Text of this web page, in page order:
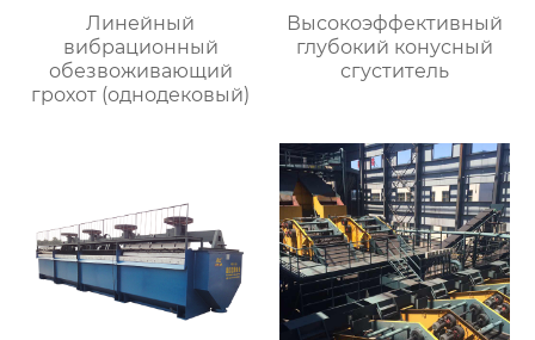
Линейный
вибрационный
обезвоживающий
грохот (однодековый)
Высокоэффективный
глубокий конусный
сгуститель